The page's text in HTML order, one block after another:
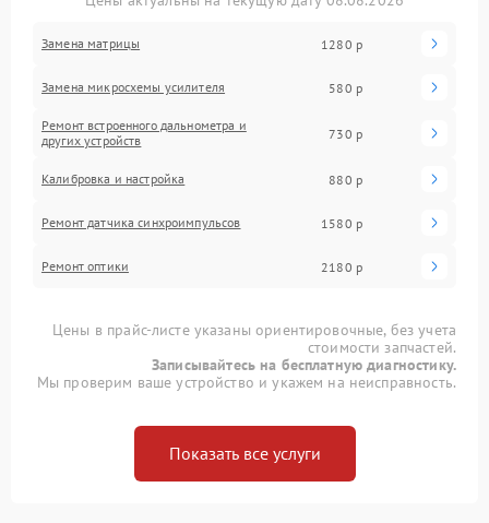
Замена матрицы 1280 р
Замена микросхемы усилителя 580 р
Ремонт встроенного дальнометра и
других устройств
730 р
Калибровка и настройка 880 р
Ремонт датчика синхроимпульсов 1580 р
Ремонт оптики 2180 р
Цены в прайс-листе указаны ориентировочные, без учета
стоимости запчастей.
Записывайтесь на бесплатную диагностику.
Мы проверим ваше устройство и укажем на неисправность.
Показать все услуги